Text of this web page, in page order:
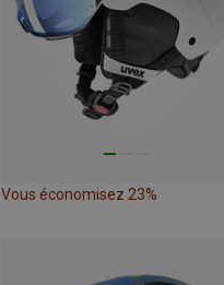
Vous économisez 23%